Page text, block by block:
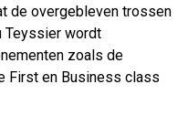
de overgebleven trossen
Teyssier wordt
zoals de
First en Business class